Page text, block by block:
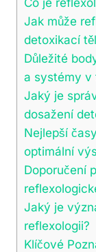
Jak může
detoxikací
Důležité
a systémy v
Jaký je
dosažení
Nejlepší
optimální
Doporučení
Jaký je
reflexologii?
Klíčové